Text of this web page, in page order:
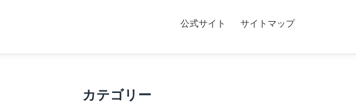
公式サイト サイトマップ
カテゴリー